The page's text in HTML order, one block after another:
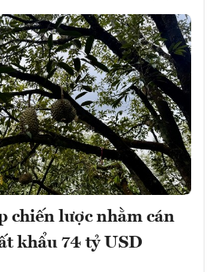
chiến lược nhằm cán
khẩu 74 tỷ USD